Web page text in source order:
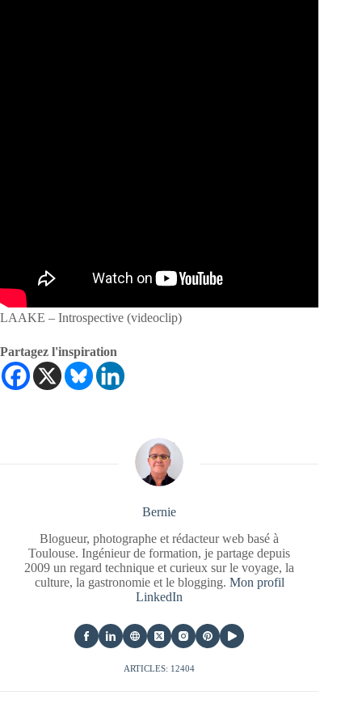
LAAKE – Introspective (videoclip)
Partagez l'inspiration
Bernie
Blogueur, photographe et rédacteur web basé à
Toulouse. Ingénieur de formation, je partage depuis
2009 un regard technique et curieux sur le voyage, la
culture, la gastronomie et le blogging. Mon profil
LinkedIn
ARTICLES: 12404